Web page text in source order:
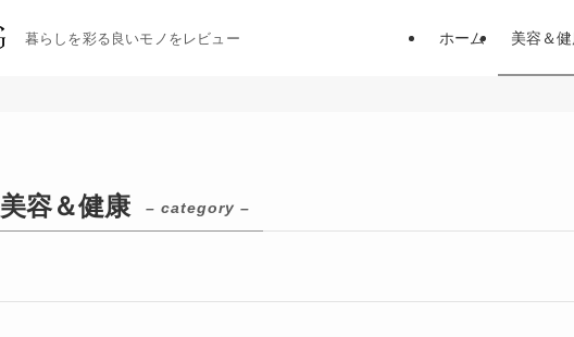
暮らしを彩る良いモノをレビュー ホーム 美容＆
美容＆健康 – category –